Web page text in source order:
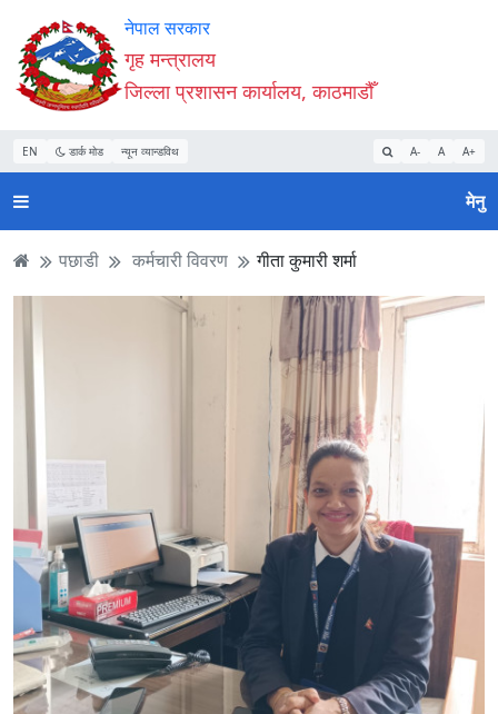
Accessibility
Mode
सुरु
गर्नुहोस्
सामाग्री
पढ्नुहाेस्
नेभिगेसन
पढ्नुहाेस्
वेबसाइट
खोजमा
जानुहोस्
नेपाल सरकार
गृह मन्त्रालय
जिल्ला प्रशासन कार्यालय, काठमाडौँ
EN डार्क मोड न्यून व्यान्डविथ A- A A+
मेनु
पछाडी कर्मचारी विवरण गीता कुमारी शर्मा